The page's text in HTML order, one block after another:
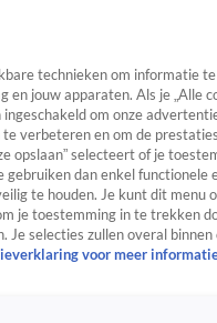
technieken om informatie
en jouw apparaten. Als je „Alle
om onze
verbeteren en om de
opslaan” selecteert of je
dan enkel functionele
te houden. Je kunt dit menu
je toestemming in te trekken
Je selecties zullen overal
voor meer